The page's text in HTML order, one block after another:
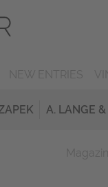
A. LANGE